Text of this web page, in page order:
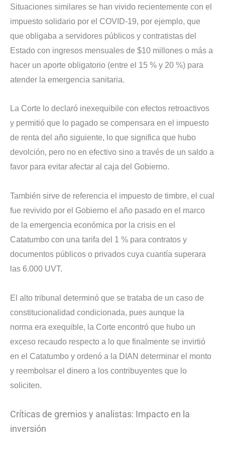
Situaciones similares se han vivido recientemente con el
impuesto solidario por el COVID-19, por ejemplo, que
que obligaba a servidores públicos y contratistas del
Estado con ingresos mensuales de $10 millones o más a
hacer un aporte obligatorio (entre el 15 % y 20 %) para
atender la emergencia sanitaria.
La Corte lo declaró inexequibile con efectos retroactivos
y permitió que lo pagado se compensara en el impuesto
de renta del año siguiente, lo que significa que hubo
devolción, pero no en efectivo sino a través de un saldo a
favor para evitar afectar al caja del Gobierno.
También sirve de referencia el impuesto de timbre, el cual
fue revivido por el Gobierno el año pasado en el marco
de la emergencia económica por la crisis en el
Catatumbo con una tarifa del 1 % para contratos y
documentos públicos o privados cuya cuantía superara
las 6.000 UVT.
El alto tribunal determinó que se trataba de un caso de
constitucionalidad condicionada, pues aunque la
norma era exequible, la Corte encontró que hubo un
exceso recaudo respecto a lo que finalmente se invirtió
en el Catatumbo y ordenó a la DIAN determinar el monto
y reembolsar el dinero a los contribuyentes que lo
soliciten.
Críticas de gremios y analistas: Impacto en la
inversión